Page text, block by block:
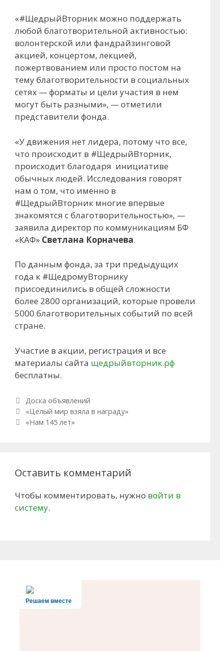
«#ЩедрыйВторник можно поддержать
любой благотворительной активностью:
волонтерской или фандрайзинговой
акцией, концертом, лекцией,
пожертвованием или просто постом на
тему благотворительности в социальных
сетях — форматы и цели участия в нем
могут быть разными», — отметили
представители фонда.
«У движения нет лидера, потому что все,
что происходит в #ЩедрыйВторник,
происходит благодаря инициативе
обычных людей. Исследования говорят
нам о том, что именно в
#ЩедрыйВторник многие впервые
знакомятся с благотворительностью», —
заявила директор по коммуникациям БФ
«КАФ» Светлана Корначева.
По данным фонда, за три предыдущих
года к #ЩедромуВторнику
присоединились в общей сложности
более 2800 организаций, которые провели
5000 благотворительных событий по всей
стране.
Участие в акции, регистрация и все
материалы сайта щедрыйвторник.рф
бесплатны.
Рубрики
Доска объявлений
Навигация по записям
«Целый мир взяла в награду»
«Нам 145 лет»
Оставить комментарий
Чтобы комментировать, нужно войти в
систему.
Решаем вместе